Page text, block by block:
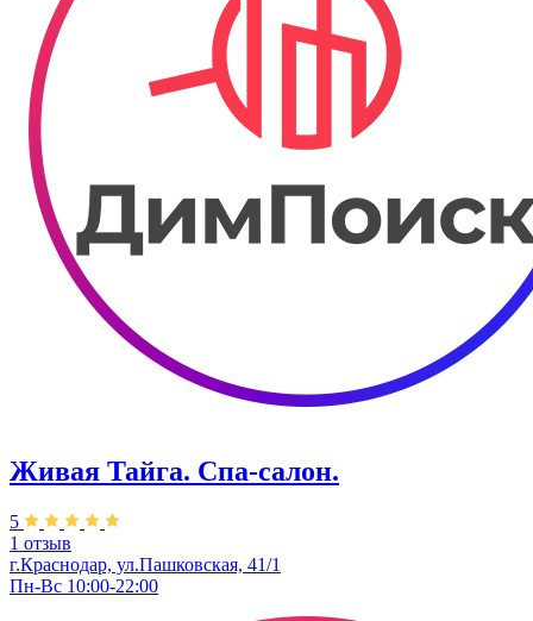
Живая Тайга. Спа-салон.
5
1 отзыв
г.Краснодар, ул.Пашковская, 41/1
Пн-Вс 10:00-22:00